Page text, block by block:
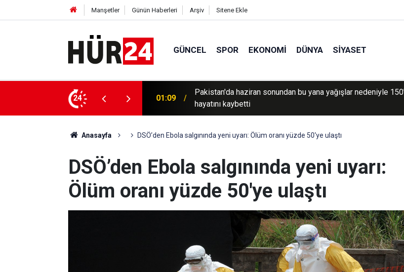
Manşetler Günün Haberleri Arşiv Sitene Ekle
GÜNCEL SPOR EKONOMI DÜNYA SIYASET
24
yağışlar nedeniyle 150'den fazla kişi
00:49 Hürmüz'den geçişlerin ücreti, sefer hacmine bağlı olacak
Anasayfa DSÖ’den Ebola salgınında yeni uyarı: Ölüm oranı yüzde 50'ye ulaştı
DSÖ’den Ebola salgınında yeni uyarı:
Ölüm oranı yüzde 50'ye ulaştı